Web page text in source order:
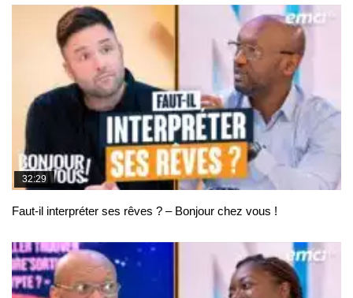
32:29
Faut-il interpréter ses rêves ? – Bonjour chez vous !